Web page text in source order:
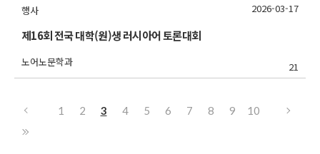
행사
제16회 전국 대학(원)생 러시아어 토론대회
노어노문학과 21
2026-03-17
1 2 3 4 5 6 7 8 9 10